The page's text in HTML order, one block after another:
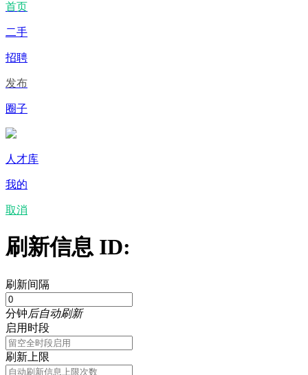
首页
二手
招聘
发布
圈子
人才库
我的
取消
刷新信息 ID:
刷新间隔
分钟后自动刷新
启用时段
刷新上限